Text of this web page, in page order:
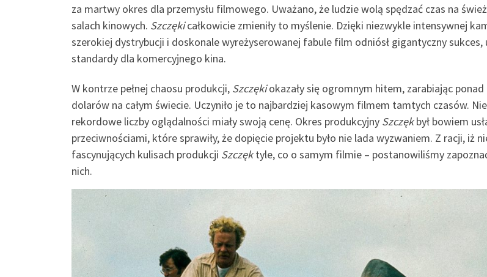
za martwy okres dla przemysłu filmowego. Uważano, że ludzie wolą spędzać czas na
salach kinowych. Szczękicałkowicie zmieniły to myślenie. Dzięki niezwykle intensywnej
szerokiej dystrybucji i doskonale wyreżyserowanej fabule film odniósł gigantyczny
standardy dla komercyjnego kina.
W kontrze pełnej chaosu produkcji, Szczękiokazały się ogromnym hitem, zarabiając ponad
dolarów na całym świecie. Uczyniło je to najbardziej kasowym filmem tamtych czasów.
rekordowe liczby oglądalności miały swoją cenę. Okres produkcyjny Szczękbył bowiem
przeciwnościami, które sprawiły, że dopięcie projektu było nie lada wyzwaniem. Z racji, iż
fascynujących kulisach produkcji Szczęktyle, co o samym filmie – postanowiliśmy
nich.